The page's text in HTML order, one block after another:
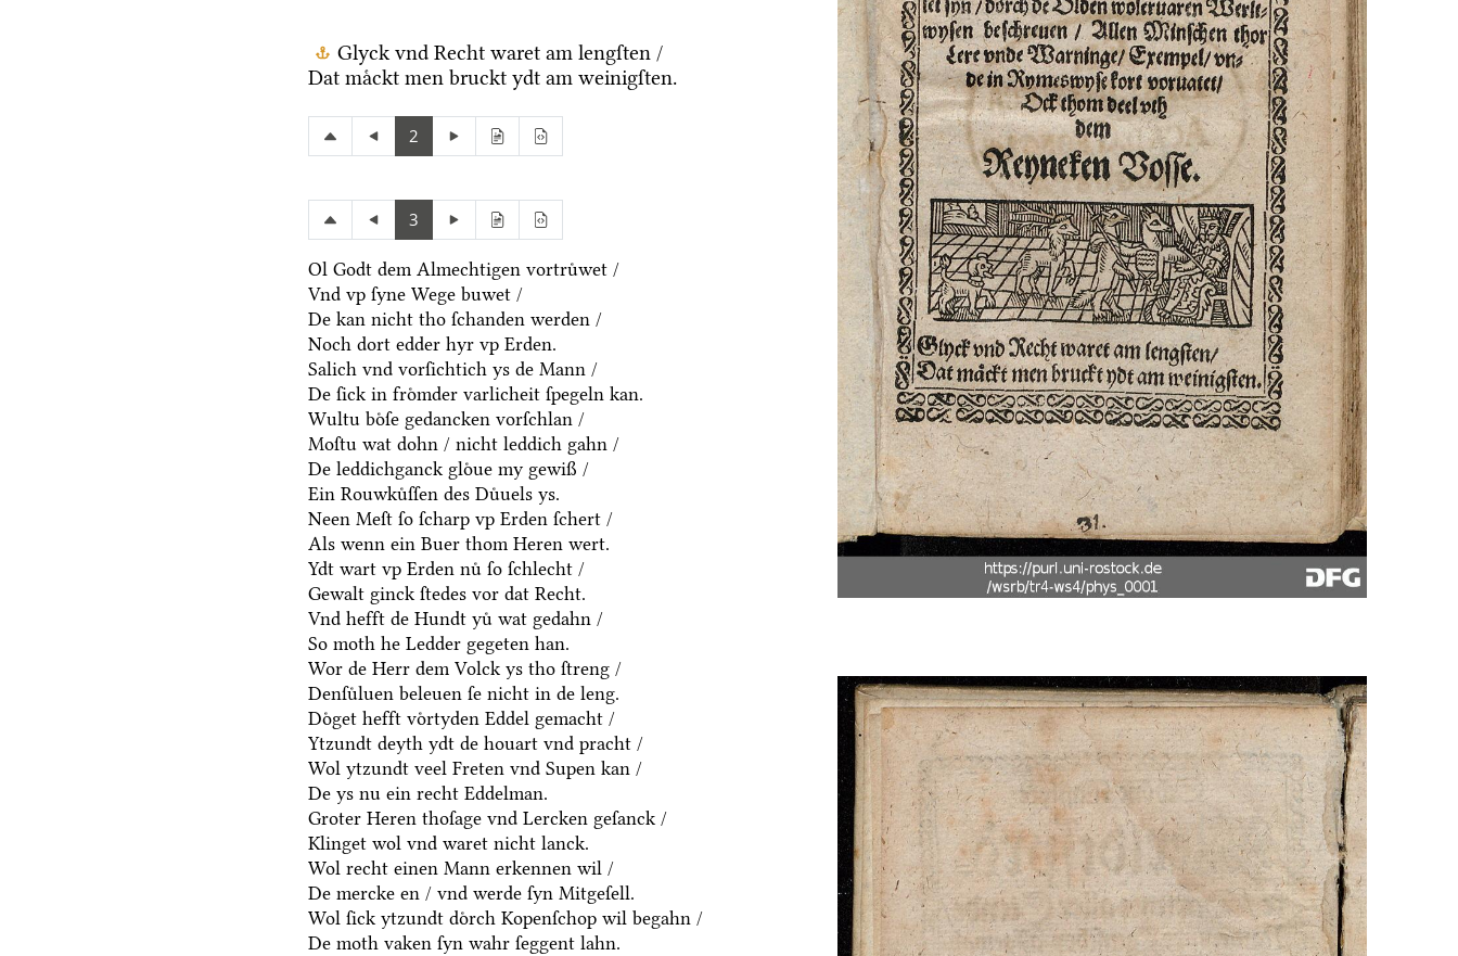
Glyck vnd Recht waret am lengſten /
Dat maͤckt men bruckt ydt am weinigſten.
2
3
Ol Godt dem Almechtigen vortruͤwet /
Vnd vp ſyne Wege buwet /
De kan nicht tho ſchanden werden /
Noch dort edder hyr vp Erden.
Salich vnd vorſichtich ys de Mann /
De ſick in froͤmder varlicheit ſpegeln kan.
Wultu boͤſe gedancken vorſchlan /
Moſtu wat dohn / nicht leddich gahn /
De leddichganck gloͤue my gewiß /
Ein Rouwkuͤſſen des Duͤuels ys.
Neen Meſt ſo ſcharp vp Erden ſchert /
Als wenn ein Buer thom Heren wert.
Ydt wart vp Erden nuͤ ſo ſchlecht /
Gewalt ginck ſtedes vor dat Recht.
Vnd hefft de Hundt yuͤ wat gedahn /
So moth he Ledder gegeten han.
Wor de Herr dem Volck ys tho ſtreng /
Denſuͤluen beleuen ſe nicht in de leng.
Doͤget hefft voͤrtyden Eddel gemacht /
Ytzundt deyth ydt de houart vnd pracht /
Wol ytzundt veel Freten vnd Supen kan /
De ys nu ein recht Eddelman.
Groter Heren thoſage vnd Lercken geſanck /
Klinget wol vnd waret nicht lanck.
Wol recht einen Mann erkennen wil /
De mercke en / vnd werde ſyn Mitgeſell.
Wol ſick ytzundt doͤrch Kopenſchop wil begahn /
De moth vaken ſyn wahr ſeggent lahn.